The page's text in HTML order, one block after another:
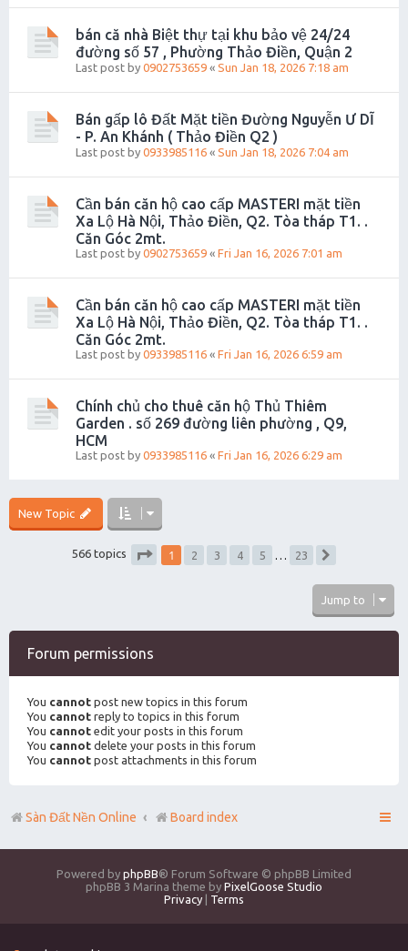
bán că nhà Biệt thự tại khu bảo vệ 24/24
đường số 57 , Phường Thảo Điền, Quận 2
Last post by 0902753659 « Sun Jan 18, 2026 7:18 am
Bán gấp lô Đất Mặt tiền Đường Nguyễn Ư DĨ
- P. An Khánh ( Thảo Điền Q2 )
Last post by 0933985116 « Sun Jan 18, 2026 7:04 am
Cần bán căn hộ cao cấp MASTERI mặt tiền
Xa Lộ Hà Nội, Thảo Điền, Q2. Tòa tháp T1. .
Căn Góc 2mt.
Last post by 0902753659 « Fri Jan 16, 2026 7:01 am
Cần bán căn hộ cao cấp MASTERI mặt tiền
Xa Lộ Hà Nội, Thảo Điền, Q2. Tòa tháp T1. .
Căn Góc 2mt.
Last post by 0933985116 « Fri Jan 16, 2026 6:59 am
Chính chủ cho thuê căn hộ Thủ Thiêm
Garden . số 269 đường liên phường , Q9,
HCM
Last post by 0933985116 « Fri Jan 16, 2026 6:29 am
New Topic
566 topics
1 2 3 4 5
23
Jump to
Forum permissions
You cannot post new topics in this forum
You cannot reply to topics in this forum
You cannot edit your posts in this forum
You cannot delete your posts in this forum
You cannot post attachments in this forum
Sàn Đất Nền Online Board index
Powered by phpBB® Forum Software © phpBB Limited
phpBB 3 Marina theme by PixelGoose Studio
Privacy
Terms